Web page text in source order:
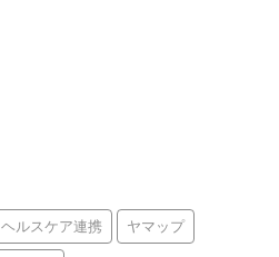
ヘルスケア連携
ヤマップ